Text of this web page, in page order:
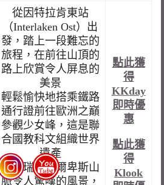
從因特拉肯東站
（Interlaken Ost）出
發，踏上一段難忘的
旅程，在前往山頂的
路上欣賞令人屏息的
美景
輕鬆愉快地搭乘鐵路
通行證前往歐洲之巔
參觀少女峰，這是聯
合國教科文組織世界
遺產
欣賞瑞士阿爾卑斯山
脈令人驚嘆的風景，
點此獲
得
KKday
即時優
惠
點此獲
得
Klook